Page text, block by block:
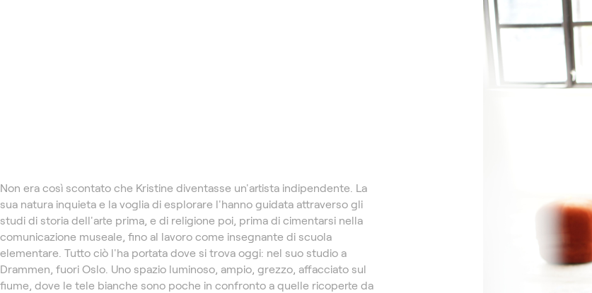
Non era così scontato che Kristine diventasse un'artista indipendente. La
sua natura inquieta e la voglia di esplorare l'hanno guidata attraverso gli
studi di storia dell'arte prima, e di religione poi, prima di cimentarsi nella
comunicazione museale, fino al lavoro come insegnante di scuola
elementare. Tutto ciò l'ha portata dove si trova oggi: nel suo studio a
Drammen, fuori Oslo. Uno spazio luminoso, ampio, grezzo, affacciato sul
fiume, dove le tele bianche sono poche in confronto a quelle ricoperte da